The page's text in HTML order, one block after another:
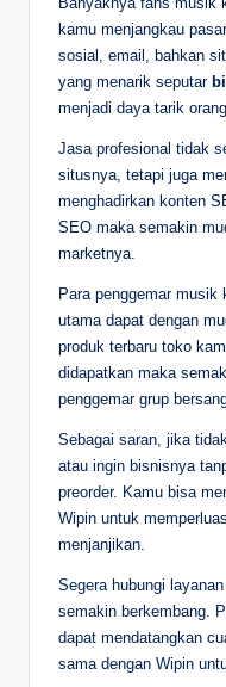
kamu menjangkau
sosial, email, bahkan
yang menarik seputar
menjadi daya tarik
Jasa profesional tidak
situsnya, tetapi juga
menghadirkan konten
SEO maka semakin
marketnya.
Para penggemar musik
utama dapat dengan
produk terbaru toko
didapatkan maka
penggemar grup
Sebagai saran, jika
atau ingin bisnisnya
preorder. Kamu bisa
Wipin untuk
menjanjikan.
Segera hubungi
semakin berkembang.
dapat mendatangkan
sama dengan Wipin